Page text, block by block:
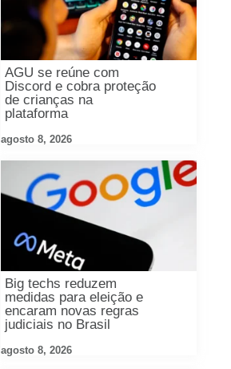
AGU se reúne com
Discord e cobra proteção
de crianças na
plataforma
agosto 8, 2026
Big techs reduzem
medidas para eleição e
encaram novas regras
judiciais no Brasil
agosto 8, 2026